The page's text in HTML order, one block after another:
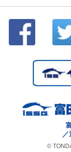
第87回日本高
第87回日本高
第42回全国
大阪府ジュニ
ジャパンオ
大阪春季室内
関西選手権ジ
©